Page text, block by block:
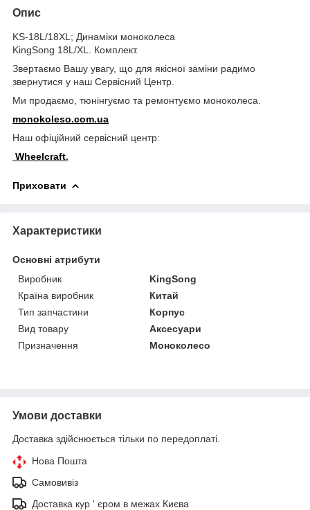
Опис
KS-18L/18XL; Динаміки моноколеса
KingSong 18L/XL. Комплект.
Звертаємо Вашу увагу, що для якісної заміни радимо
звернутися у наш Сервісний Центр.
Ми продаємо, тюнінгуємо та ремонтуємо моноколеса.
monokoleso.com.ua
Наш офіційний сервісний центр:
Wheelcraft.
Приховати
Характеристики
Основні атрибути
Виробник
KingSong
Країна виробник
Китай
Тип запчастини
Корпус
Вид товару
Аксесуари
Призначення
Моноколесо
Умови доставки
Доставка здійснюється тільки по передоплаті.
Нова Пошта
Самовивіз
Доставка кур ' єром в межах Києва